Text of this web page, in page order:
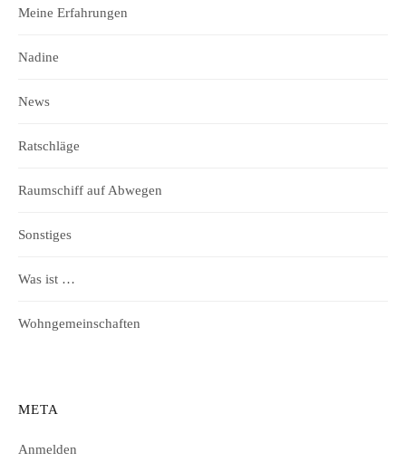
Meine Erfahrungen
Nadine
News
Ratschläge
Raumschiff auf Abwegen
Sonstiges
Was ist …
Wohngemeinschaften
META
Anmelden